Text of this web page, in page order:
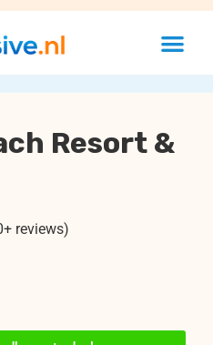
Resort &
reviews)